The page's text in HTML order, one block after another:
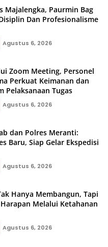
Majalengka, Paurmin Bag
Dan Profesionalisme
Agustus 6, 2026
Zoom Meeting, Personel
Perkuat Keimanan dan
Pelaksanaan Tugas
Agustus 6, 2026
dan Polres Meranti:
Baru, Siap Gelar Ekspedisi
Agustus 6, 2026
Hanya Membangun, Tapi
Melalui Ketahanan
Agustus 6, 2026